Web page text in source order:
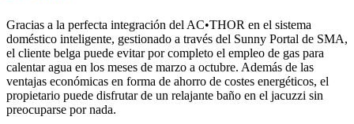
Gracias a la perfecta integración del AC•THOR en el sistema
doméstico inteligente, gestionado a través del Sunny Portal de SMA,
el cliente belga puede evitar por completo el empleo de gas para
calentar agua en los meses de marzo a octubre. Además de las
ventajas económicas en forma de ahorro de costes energéticos, el
propietario puede disfrutar de un relajante baño en el jacuzzi sin
preocuparse por nada.